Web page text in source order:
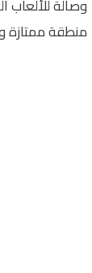
وصالة
منطقة ممتازة